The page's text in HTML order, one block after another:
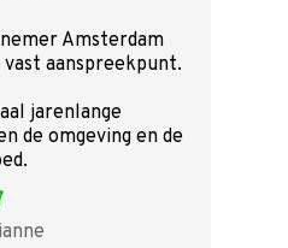
Amsterdam
aanspreekpunt.
jarenlange
de omgeving en de